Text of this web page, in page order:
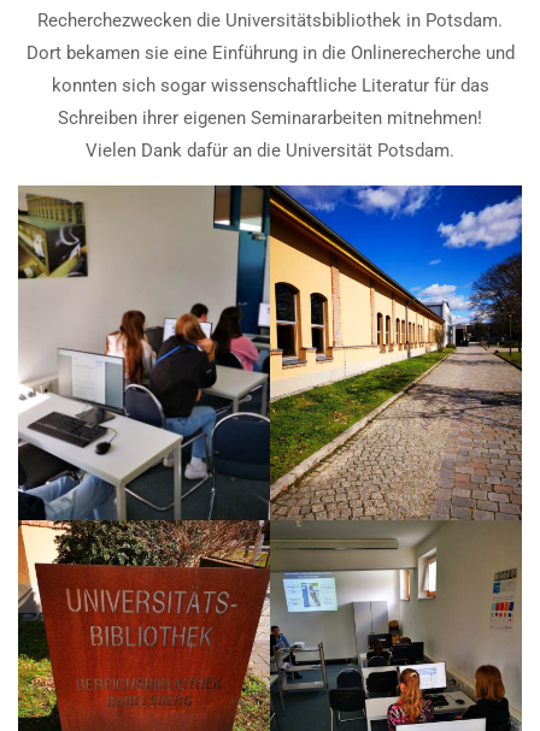
Recherchezwecken die Universitätsbibliothek in Potsdam.
Dort bekamen sie eine Einführung in die Onlinerecherche und
konnten sich sogar wissenschaftliche Literatur für das
Schreiben ihrer eigenen Seminararbeiten mitnehmen!
Vielen Dank dafür an die Universität Potsdam.